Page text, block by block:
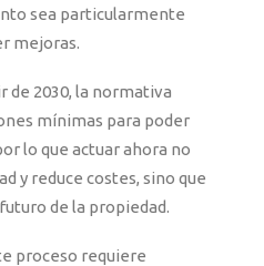
sea particularmente
mejoras.
de 2030, la normativa
mínimas para poder
lo que actuar ahora no
y reduce costes, sino que
de la propiedad.
proceso requiere